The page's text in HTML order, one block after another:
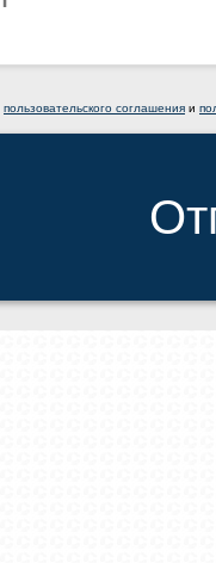
пользовательского соглашения и